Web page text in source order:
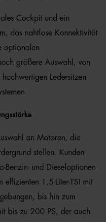
Cockpit und ein
das nahtlose Konnektivität
optionalen
größere Auswahl, von
Ledersitzen
an Motoren, die
stellen. Kunden
Benzin- und Dieseloptionen
effizienten 1,5-Liter-TSI mit
bis hin zum
bis zu 200 PS, der auch